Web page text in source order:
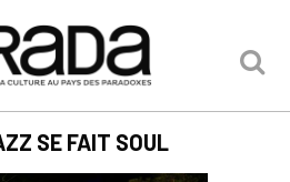
SE FAIT SOUL